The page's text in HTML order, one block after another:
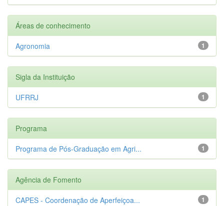
Áreas de conhecimento
1
Agronomia
Sigla da Instituição
1
UFRRJ
Programa
1
Programa de Pós-Graduação em Agri...
Agência de Fomento
1
CAPES - Coordenação de Aperfeiçoa...